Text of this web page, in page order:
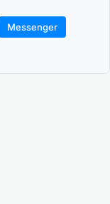
Messenger